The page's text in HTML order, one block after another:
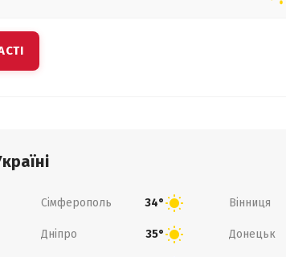
Сімферополь 34° Вінниця
Дніпро 35° Донецьк